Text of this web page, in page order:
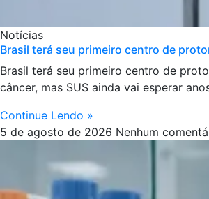
Notícias
Brasil terá seu primeiro centro de
Brasil terá seu primeiro centro de
câncer, mas SUS ainda vai esperar
Continue Lendo »
5 de agosto de 2026 Nenhum